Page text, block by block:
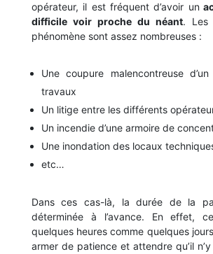
opérateur, il est fréquent d’avoir un
difficile voir proche du néant. Les
phénomène sont assez nombreuses :
Une coupure malencontreuse
travaux
Un litige entre les différents
Un incendie d’une armoire de
Une inondation des locaux
etc…
Dans ces cas-là, la durée de la
déterminée à l’avance. En effet,
quelques heures comme quelques
armer de patience et attendre qu’il